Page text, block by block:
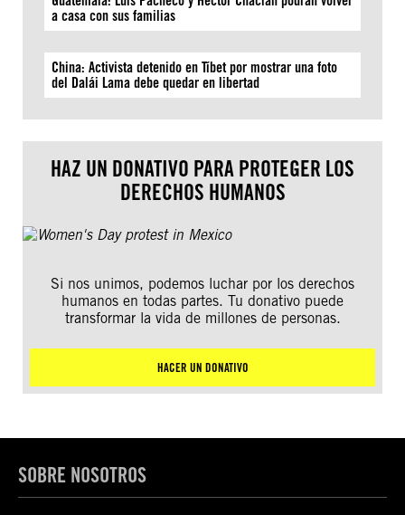
a casa con sus familias
China: Activista detenido en Tíbet por mostrar una foto
del Dalái Lama debe quedar en libertad
HAZ UN DONATIVO PARA PROTEGER LOS
DERECHOS HUMANOS
Si nos unimos, podemos luchar por los derechos
humanos en todas partes. Tu donativo puede
transformar la vida de millones de personas.
HACER UN DONATIVO
SOBRE NOSOTROS